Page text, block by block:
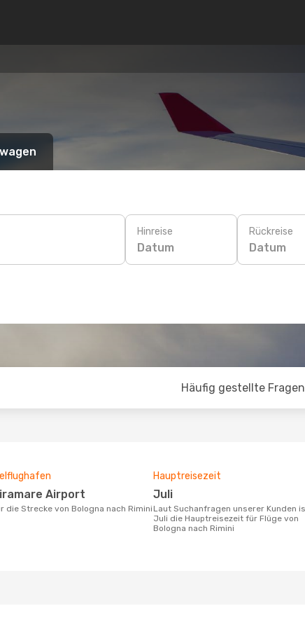
Hinreise
Datum
Rückreise
Datum
Häufig gestellte Fragen
Miramare Airport
die Strecke von Bologna nach Rimini
Hauptreisezeit
Juli
Laut Suchanfragen unserer Kunden ist
Juli die Hauptreisezeit für Flüge von
Bologna nach Rimini